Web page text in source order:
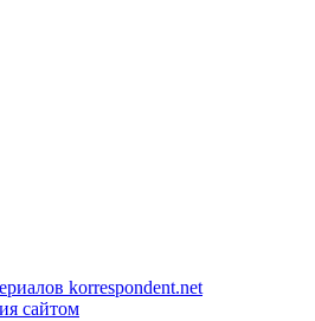
korrespondent.net
сайтом